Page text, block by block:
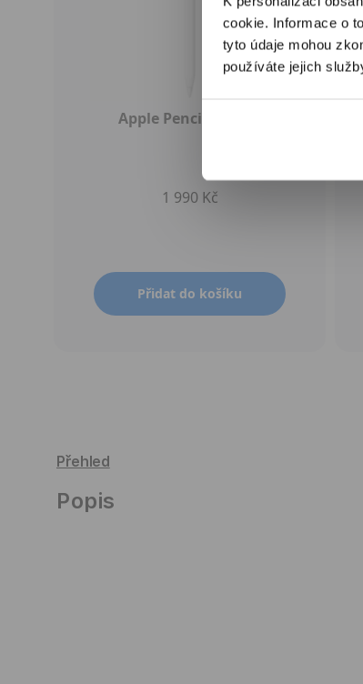
cookie. Informace o
tyto údaje mohou
používáte jejich
Apple Pencil (USB-C)
1 990 Kč
Přidat do košíku
Přehled
Popis